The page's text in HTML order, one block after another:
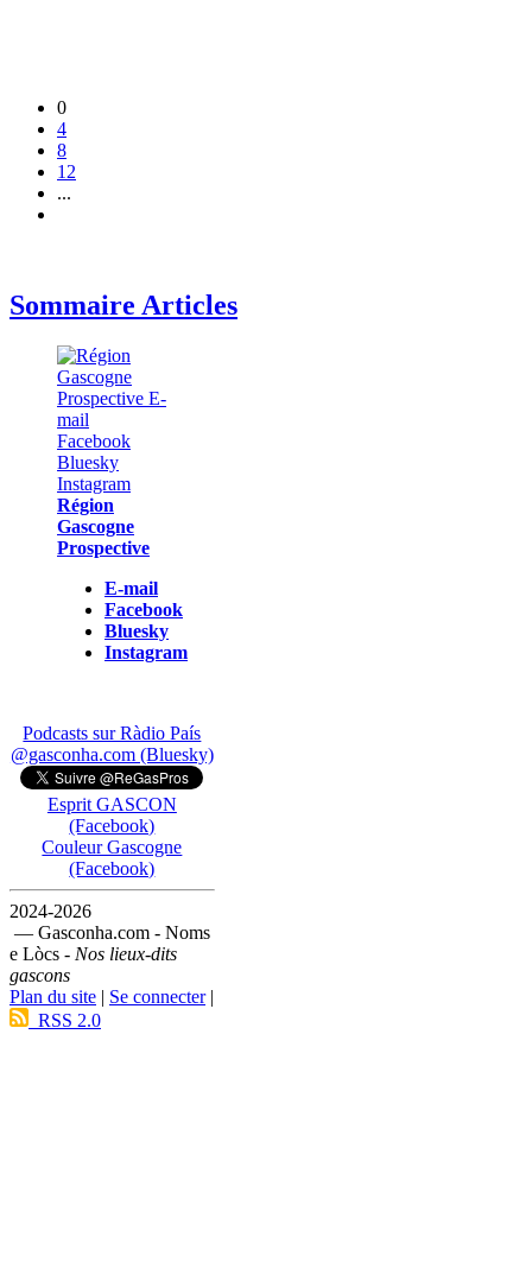
0
4
8
12
...
Sommaire Articles
Région
Gascogne
Prospective
E-mail
Facebook
Bluesky
Instagram
Podcasts sur Ràdio País
@gasconha.com (Bluesky)
Esprit GASCON
(Facebook)
Couleur Gascogne
(Facebook)
2024-2026
— Gasconha.com - Noms
e Lòcs - Nos lieux-dits
gascons
Plan du site | Se connecter|
RSS 2.0